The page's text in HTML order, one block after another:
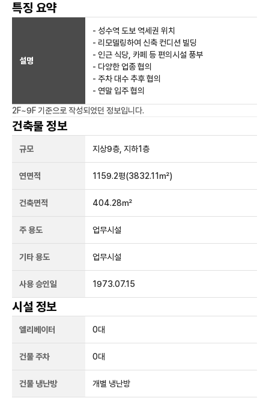
특징 요약
설명
- 성수역 도보 역세권 위치
- 리모델링하여 신축 컨디션 빌딩
- 인근 식당, 카페 등 편의시설 풍부
- 다양한 업종 협의
- 주차 대수 추후 협의
- 연말 입주 협의
2F~9F 기준으로 작성되었던 정보입니다.
건축물 정보
규모 지상9층, 지하1층
연면적 1159.2평(3832.11㎡)
건축면적 404.28㎡
주 용도 업무시설
기타 용도 업무시설
사용 승인일 1973.07.15
시설 정보
엘리베이터 0대
건물 주차 0대
건물 냉난방 개별 냉난방